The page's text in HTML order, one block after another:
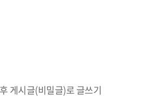
게시글(비밀글)로 글쓰기